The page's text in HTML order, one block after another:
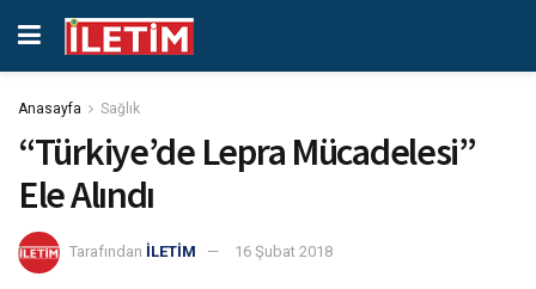
Anasayfa Sağlık
“Türkiye’de Lepra Mücadelesi”
Ele Alındı
Tarafından İLETİM 16 Şubat 2018